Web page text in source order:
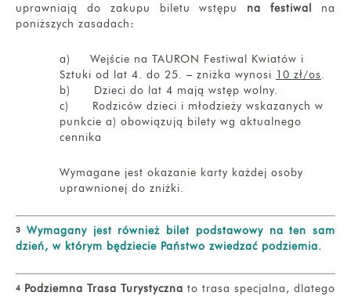
uprawniają do zakupu biletu wstępu na festiwal na
poniższych zasadach:
a) Wejście na TAURON Festiwal Kwiatów i
Sztuki od lat 4. do 25. – zniżka wynosi 10 zł/os.
b) Dzieci do lat 4 mają wstęp wolny.
c) Rodziców dzieci i młodzieży wskazanych w
punkcie a) obowiązują bilety wg aktualnego
cennika
Wymagane jest okazanie karty każdej osoby
uprawnionej do zniżki.
3
Wymagany jest również bilet podstawowy na ten sam
dzień, w którym będziecie Państwo zwiedzać podziemia.
4 Podziemna Trasa Turystyczna to trasa specjalna, dlatego